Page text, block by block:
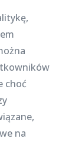
choć
na